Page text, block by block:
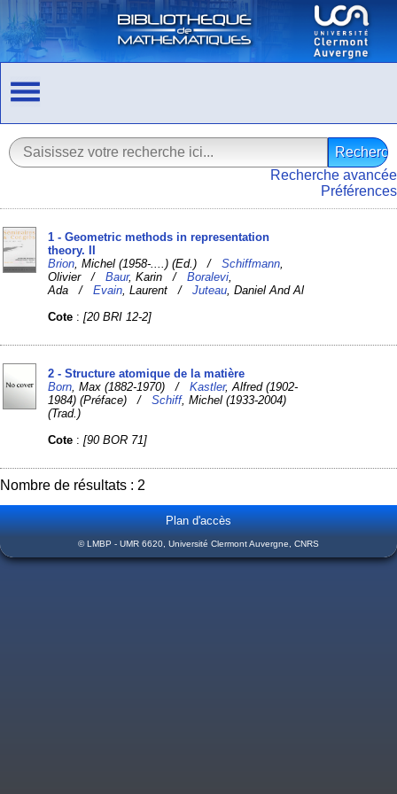
Recherche avancée
Préférences
1 - Geometric methods in representation
theory. II
Brion , Michel (1958-....) (Ed.) /Schiffmann
Olivier /Baur, Karin /Boralevi
Ada /Evain , Laurent /Juteau , Daniel And Al
Cote :[20 BRI 12-2]
2 - Structure atomique de la matière
Born , Max (1882-1970) /Kastler, Alfred (1902-
1984) (Préface) /Schiff, Michel (1933-2004)
(Trad.)
Cote :[90 BOR 71]
Nombre de résultats : 2
Plan d'accès
© LMBP - UMR 6620, Université Clermont Auvergne, CNRS